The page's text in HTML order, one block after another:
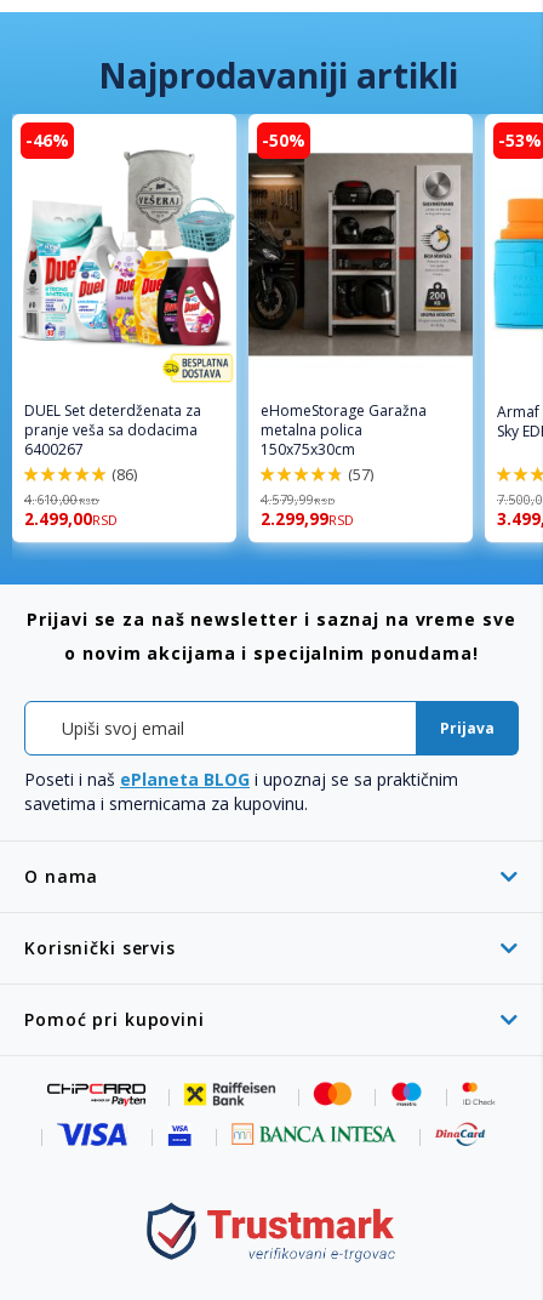
Najprodavaniji artikli
-46%
DUEL Set deterdženata za
pranje veša sa dodacima
6400267
98%
(86)
4.610,00RSD
2.499,00RSD
-50%
eHomeStorage Garažna
metalna polica
150x75x30cm
96%
(57)
4.579,99RSD
2.299,99RSD
-53%
Armaf
Sky
94%
O nama
Korisnički servis
Pomoć pri kupovini
Prijavi se za naš newsletter i saznaj na vreme sve
o novim akcijama i specijalnim ponudama!
Prijava
Poseti i naš ePlaneta BLOG i upoznaj se sa praktičnim
savetima i smernicama za kupovinu.